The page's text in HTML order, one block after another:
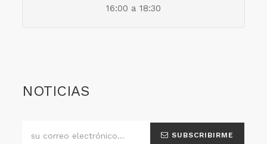
16:00 a 18:30
NOTICIAS
SUBSCRIBIRME